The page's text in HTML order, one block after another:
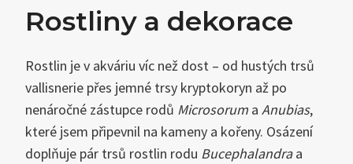
Rostliny a dekorace
Rostlin je v akváriu víc než dost – od hustých trsů
vallisnerie přes jemné trsy kryptokoryn až po
nenáročné zástupce rodů Microsorum a Anubias,
které jsem připevnil na kameny a kořeny. Osázení
doplňuje pár trsů rostlin rodu Bucephalandraa